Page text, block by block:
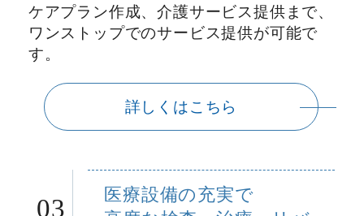
ケアプラン作成、介護サービス提供まで、
ワンストップでのサービス提供が可能で
す。
詳しくはこちら
03
医療設備の充実で